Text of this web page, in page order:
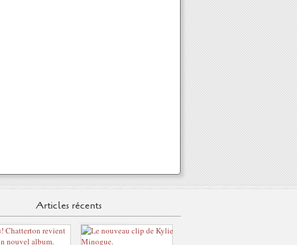
Articles récents